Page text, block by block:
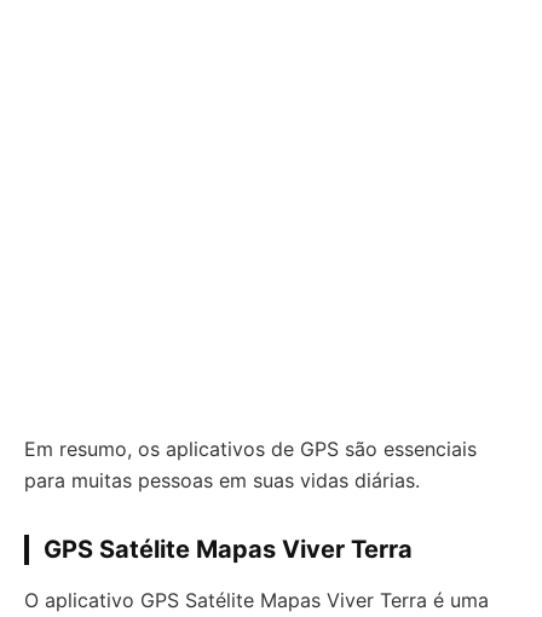
Em resumo, os aplicativos de GPS são essenciais
para muitas pessoas em suas vidas diárias.
GPS Satélite Mapas Viver Terra
O aplicativo GPS Satélite Mapas Viver Terra é uma